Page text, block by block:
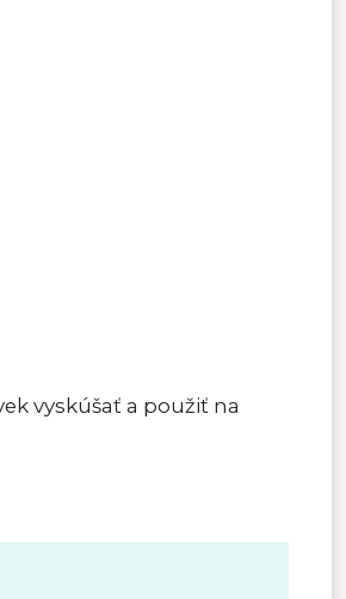
vyskúšať a použiť na